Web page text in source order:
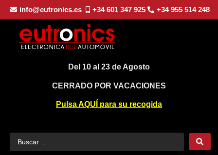
info@eutronics.es +34 601 347 925 +34 955 514 248
Del 10 al 23 de Agosto
CERRADO POR VACACIONES
Pulsa AQUÍ para su recogida